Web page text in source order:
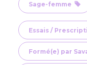
Sage-femme
Essais /
Formé(e) par